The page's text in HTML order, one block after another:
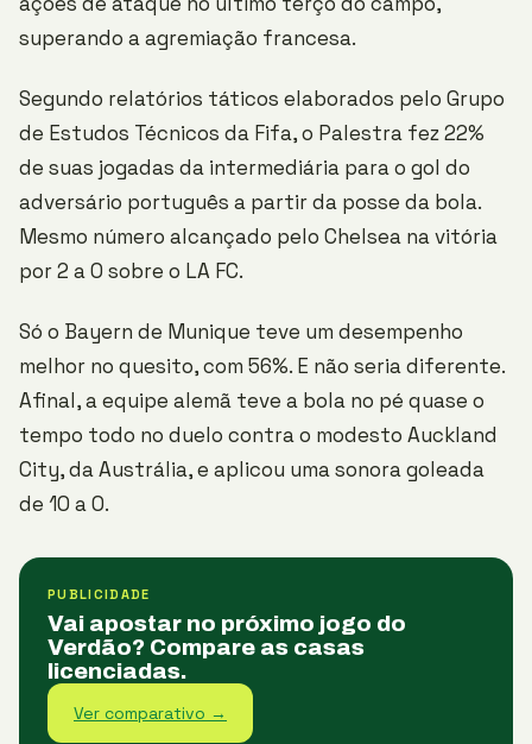
superando a agremiação francesa.
Segundo relatórios táticos elaborados pelo Grupo
de Estudos Técnicos da Fifa, o Palestra fez 22%
de suas jogadas da intermediária para o gol do
adversário português a partir da posse da bola.
Mesmo número alcançado pelo Chelsea na vitória
por 2 a 0 sobre o LA FC.
Só o Bayern de Munique teve um desempenho
melhor no quesito, com 56%. E não seria diferente.
Afinal, a equipe alemã teve a bola no pé quase o
tempo todo no duelo contra o modesto Auckland
City, da Austrália, e aplicou uma sonora goleada
de 10 a 0.
PUBLICIDADE
Vai apostar no próximo jogo do
Verdão? Compare as casas
licenciadas.
Ver comparativo →